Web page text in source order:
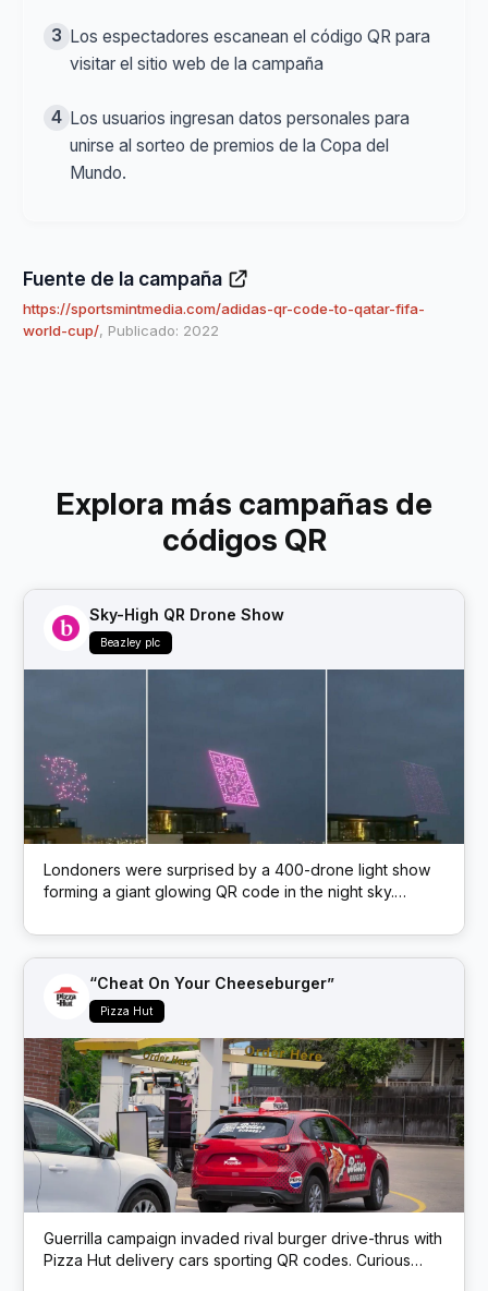
3 Los espectadores escanean el código QR para
visitar el sitio web de la campaña
4 Los usuarios ingresan datos personales para
unirse al sorteo de premios de la Copa del
Mundo.
Fuente de la campaña
https://sportsmintmedia.com/adidas-qr-code-to-qatar-fifa-
world-cup/, Publicado: 2022
Explora más campañas de
códigos QR
Sky-High QR Drone Show
Beazley plc
Londoners were surprised by a 400-drone light show
forming a giant glowing QR code in the night sky.
website – a novel marketing stunt blending tech and
spectacle.
“Cheat On Your Cheeseburger”
Pizza Hut
Guerrilla campaign invaded rival burger drive-thrus with
Pizza Hut delivery cars sporting QR codes. Curious